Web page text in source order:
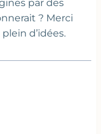
par des
? Merci
d’idées.